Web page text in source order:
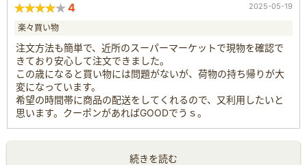
4 2025-05-19
楽々買い物
注文方法も簡単で、近所のスーパーマーケットで現物を確認で
きており安心して注文できました。
この歳になると買い物には問題がないが、荷物の持ち帰りが大
変になっています。
希望の時間帯に商品の配送をしてくれるので、又利用したいと
思います。クーポンがあればGOODでうｓ。
続きを読む